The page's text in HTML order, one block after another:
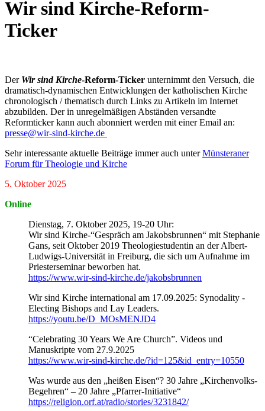
Wir sind Kirche-Reform-
Ticker
Der Wir sind Kirche-Reform-Ticker unternimmt den Versuch, die
dramatisch-dynamischen Entwicklungen der katholischen Kirche
chronologisch / thematisch durch Links zu Artikeln im Internet
abzubilden. Der in unregelmäßigen Abständen versandte
Reformticker kann auch abonniert werden mit einer Email an:
presse@wir-sind-kirche.de
Sehr interessante aktuelle Beiträge immer auch unterMünsteraner
Forum für Theologie und Kirche
5. Oktober 2025
Online
Dienstag, 7. Oktober 2025, 19-20 Uhr:
Wir sind Kirche-“Gespräch am Jakobsbrunnen“ mit Stephanie
Gans, seit Oktober 2019 Theologiestudentin an der Albert-
Ludwigs-Universität in Freiburg, die sich um Aufnahme im
Priesterseminar beworben hat.
https://www.wir-sind-kirche.de/jakobsbrunnen
Wir sind Kirche international am 17.09.2025: Synodality -
Electing Bishops and Lay Leaders.
https://youtu.be/D_MOsMENJD4
“Celebrating 30 Years We Are Church”. Videos und
Manuskripte vom 27.9.2025
https://www.wir-sind-kirche.de/?id=125&id_entry=10550
Was wurde aus den „heißen Eisen“? 30 Jahre „Kirchenvolks-
Begehren“ – 20 Jahre „Pfarrer-Initiative“
https://religion.orf.at/radio/stories/3231842/